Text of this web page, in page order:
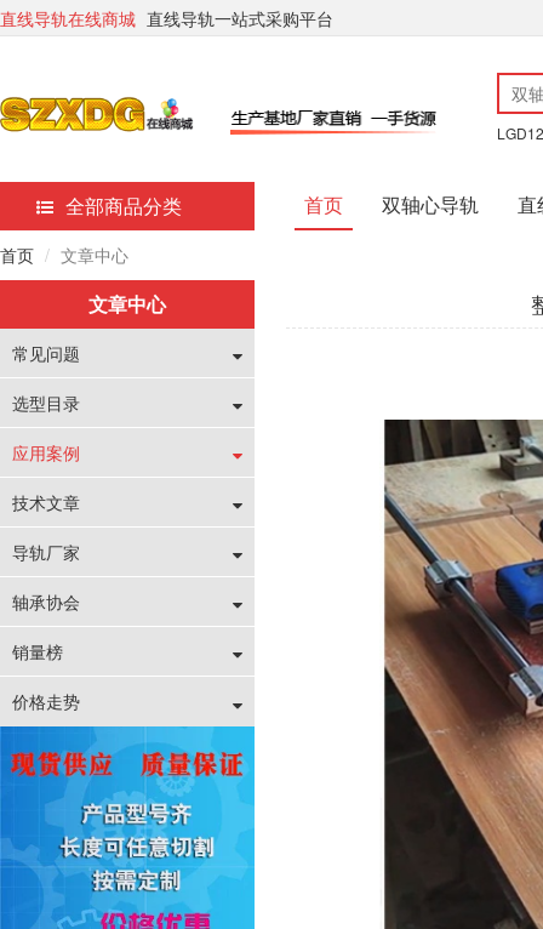
直线导轨在线商城 直线导轨一站式采购平台
LGD12
全部商品分类 首页 双轴心导轨 直
首页 文章中心
文章中心
常见问题
选型目录
应用案例
技术文章
导轨厂家
轴承协会
销量榜
价格走势